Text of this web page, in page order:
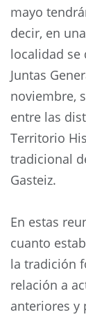
mayo
decir, en
localidad se
Juntas
noviembre,
entre las
Territorio
tradicional
Gasteiz.
En estas
cuanto
la tradición
relación a
anteriores y